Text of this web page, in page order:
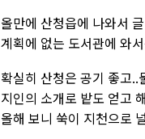
올만에 산청읍에 나와서
계획에 없는 도서관에 와
확실히 산청은 공기 좋고..
지인의 소개로 밭도 얻고
올해 보니 쑥이 지천으로